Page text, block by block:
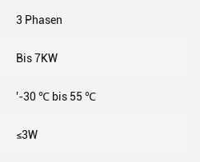
3 Phasen
Bis 7KW
'-30 ℃ bis 55 ℃
≤3W